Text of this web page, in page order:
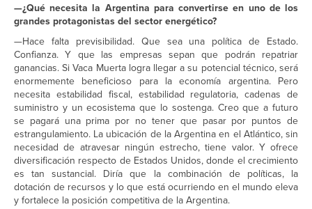
—¿Qué necesita la Argentina para convertirse en uno de los
grandes protagonistas del sector energético?
—Hace falta previsibilidad. Que sea una política de Estado.
Confianza. Y que las empresas sepan que podrán repatriar
ganancias. Si Vaca Muerta logra llegar a su potencial técnico, será
enormemente beneficioso para la economía argentina. Pero
necesita estabilidad fiscal, estabilidad regulatoria, cadenas de
suministro y un ecosistema que lo sostenga. Creo que a futuro
se pagará una prima por no tener que pasar por puntos de
estrangulamiento. La ubicación de la Argentina en el Atlántico, sin
necesidad de atravesar ningún estrecho, tiene valor. Y ofrece
diversificación respecto de Estados Unidos, donde el crecimiento
es tan sustancial. Diría que la combinación de políticas, la
dotación de recursos y lo que está ocurriendo en el mundo eleva
y fortalece la posición competitiva de la Argentina.